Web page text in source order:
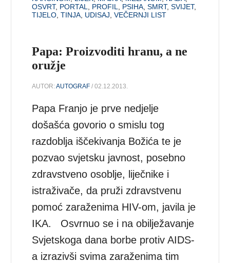
OSVRT, PORTAL PROFIL PSIHA ,SMRT,SVIJET,
TIJELO ,TINJA UDISAJ ,VEČERNJI LIST
Papa: Proizvoditi hranu, a ne
oružje
AUTOR:AUTOGRAF / 02.12.2013.
Papa Franjo je prve nedjelje
došašća govorio o smislu tog
razdoblja iščekivanja Božića te je
pozvao svjetsku javnost, posebno
zdravstveno osoblje, liječnike i
istraživače, da pruži zdravstvenu
pomoć zaraženima HIV-om, javila je
IKA. Osvrnuo se i na obilježavanje
Svjetskoga dana borbe protiv AIDS-
a izrazivši svima zaraženima tim